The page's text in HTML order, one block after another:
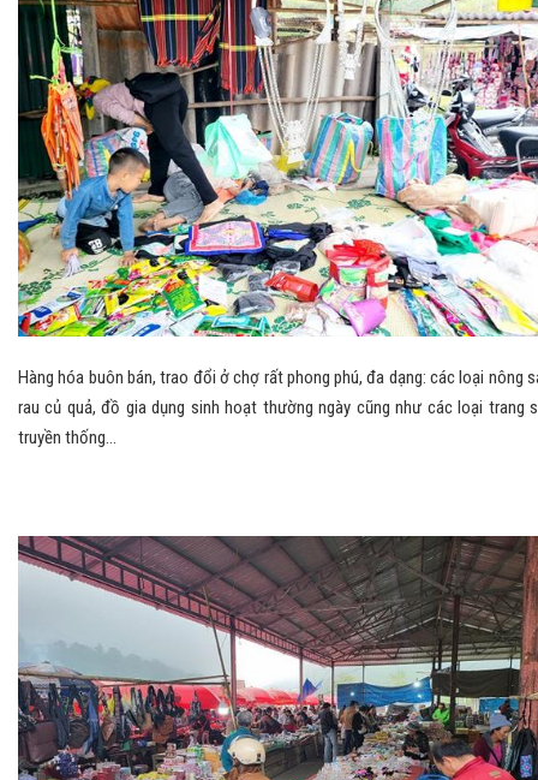
Hàng hóa buôn bán, trao đổi ở chợ rất phong phú, đa dạng: các loại nông
rau củ quả, đồ gia dụng sinh hoạt thường ngày cũng như các loại trang
truyền thống…